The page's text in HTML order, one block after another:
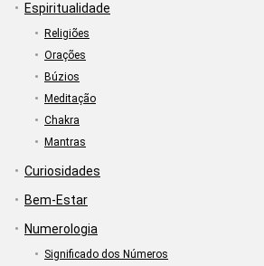
Espiritualidade
Religiões
Orações
Búzios
Meditação
Chakra
Mantras
Curiosidades
Bem-Estar
Numerologia
Significado dos Números